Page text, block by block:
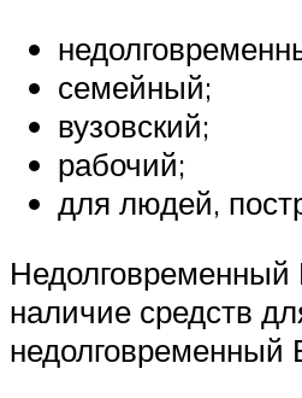
семейный;
вузовский;
рабочий;
для людей,
Недолговременный
наличие средств